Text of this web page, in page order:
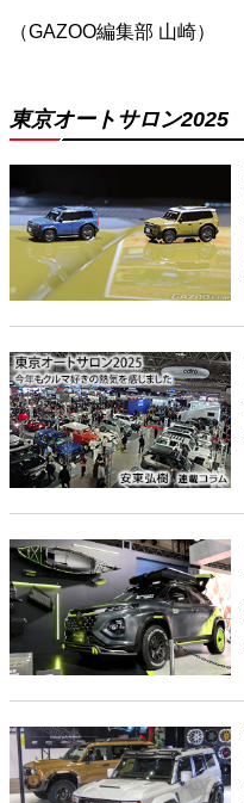
（GAZOO編集部 山崎）
東京オートサロン2025